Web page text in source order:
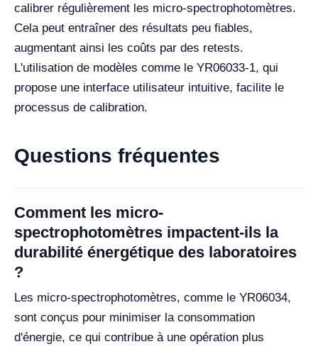
calibrer régulièrement les micro-spectrophotomètres.
Cela peut entraîner des résultats peu fiables,
augmentant ainsi les coûts par des retests.
L'utilisation de modèles comme le YR06033-1, qui
propose une interface utilisateur intuitive, facilite le
processus de calibration.
Questions fréquentes
Comment les micro-
spectrophotomètres impactent-ils la
durabilité énergétique des laboratoires
?
Les micro-spectrophotomètres, comme le YR06034,
sont conçus pour minimiser la consommation
d'énergie, ce qui contribue à une opération plus